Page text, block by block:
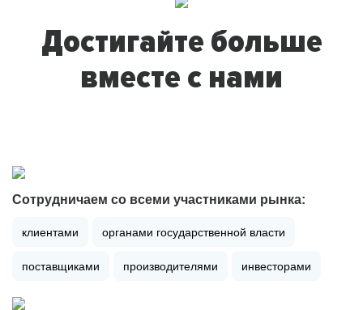
Достигайте больше
вместе с нами
Сотрудничаем со всеми участниками рынка:
клиентами органами государственной власти
поставщиками производителями инвесторами